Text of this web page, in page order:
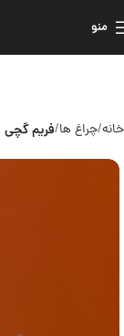
منو
خانه چراغ ها فریم گچی